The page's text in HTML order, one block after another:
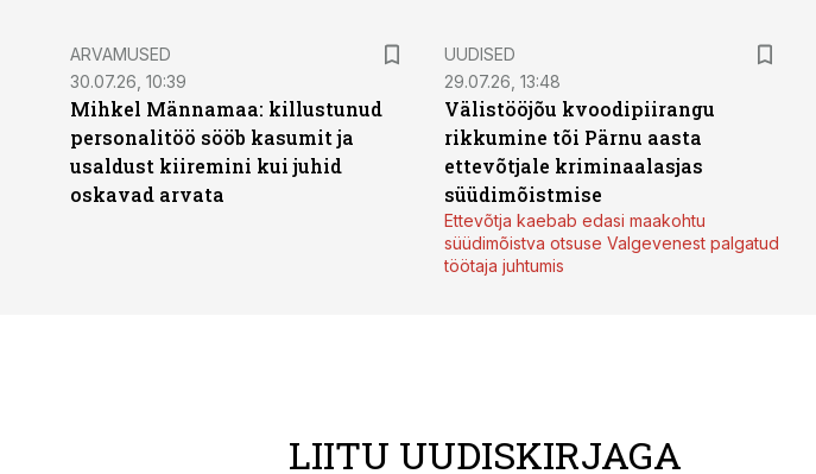
ARVAMUSED
30.07.26, 10:39
Mihkel Männamaa: killustunud
personalitöö sööb kasumit ja
usaldust kiiremini kui juhid
oskavad arvata
UUDISED
29.07.26, 13:48
Välistööjõu kvoodipiirangu
rikkumine tõi Pärnu aasta
ettevõtjale kriminaalasjas
süüdimõistmise
Ettevõtja kaebab edasi maakohtu
süüdimõistva otsuse Valgevenest palgatud
töötaja juhtumis
LIITU UUDISKIRJAGA